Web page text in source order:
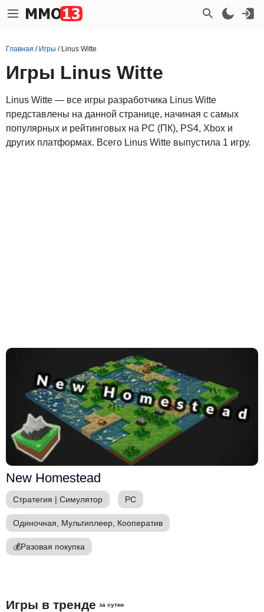
Главная / Игры / Linus Witte
Игры Linus Witte
Linus Witte — все игры разработчика Linus Witte
представлены на данной странице, начиная с самых
популярных и рейтинговых на PC (ПК), PS4, Xbox и
других платформах. Всего Linus Witte выпустила 1 игру.
New Homestead
Стратегия | Симулятор PC
Одиночная, Мультиплеер, Кооператив
💰Разовая покупка
Игры в тренде за сутки